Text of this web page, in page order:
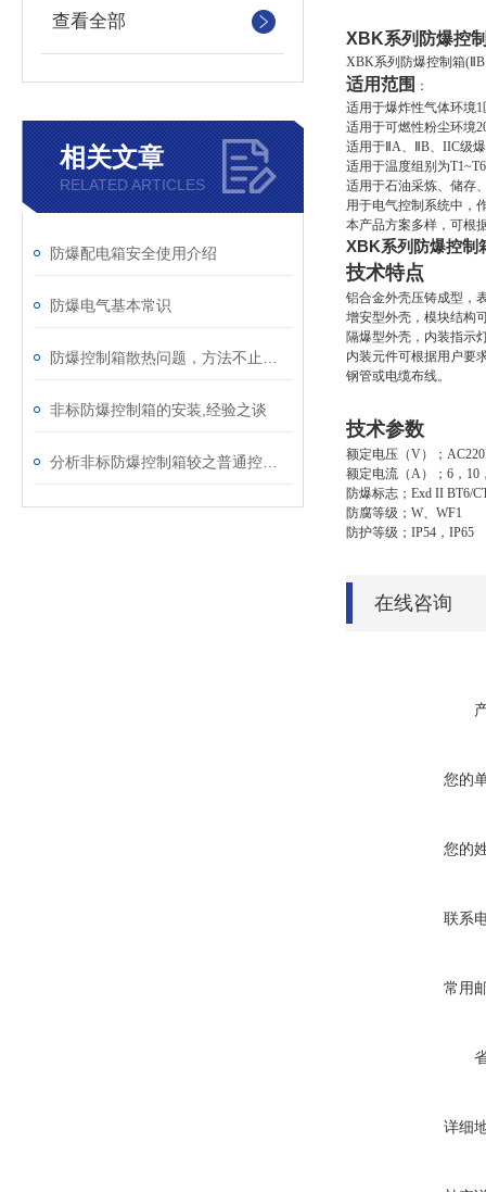
查看全部
相关文章
RELATED ARTICLES
防爆配电箱安全使用介绍
防爆电气基本常识
非标防爆控制箱的安装,经验之谈
XBK系列防爆控
XBK系列防爆控制箱
适用范围 ：
适用于爆炸性气体环境1
适用于可燃性粉尘环境
适用于ⅡA、ⅡB、IIC级
适用于温度组别为
适用于石油采炼、储存
用于电气控制系统中，
本产品方案多样，可根
XBK系列防爆控制
技术特点
铝合金外壳压铸成型，
增安型外壳，模块结构
隔爆型外壳，内装指示
内装元件可根据用户要
钢管或电缆布线。
技术参数
额定电压（V）；
额定电流（A）；6，10
防爆标志；Exd II BT6/
防腐等级；W、WF1
防护等级；IP54，IP65
在线咨询
您的
您的
联系
常用
详细